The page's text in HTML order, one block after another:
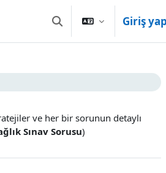
Arama girişini değiştir
Giriş
ve her bir sorunun detaylı
Sınav Sorusu)